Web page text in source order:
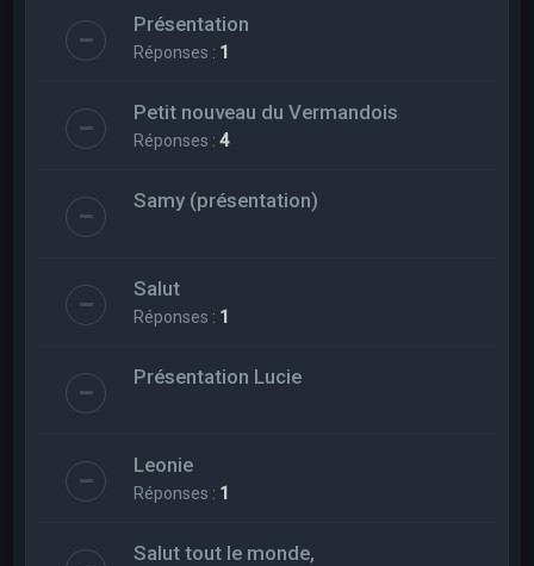
Présentation
Réponses : 1
Petit nouveau du Vermandois
Réponses :4
Samy (présentation)
Salut
Réponses : 1
Présentation Lucie
Leonie
Réponses : 1
Salut tout le monde,